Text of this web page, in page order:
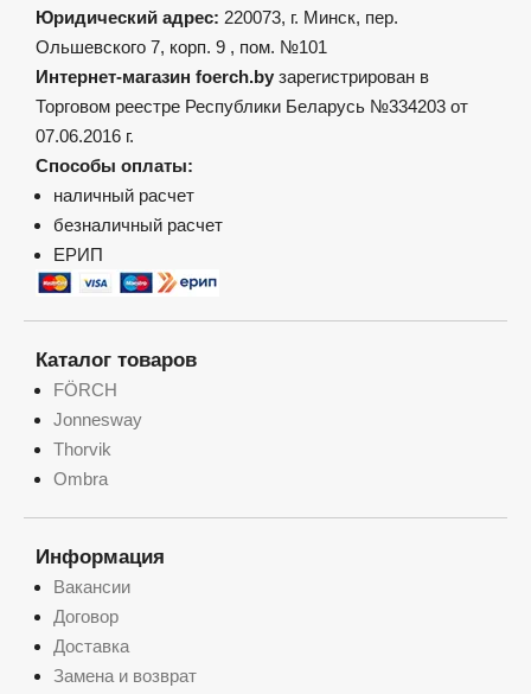
Юридический адрес: 220073, г. Минск, пер.
Ольшевского 7, корп. 9 , пом. №101
Интернет-магазин foerch.by зарегистрирован в
Торговом реестре Республики Беларусь №334203 от
07.06.2016 г.
Способы оплаты:
наличный расчет
безналичный расчет
ЕРИП
Каталог товаров
FÖRCH
Jonnesway
Thorvik
Ombra
Информация
Вакансии
Договор
Доставка
Замена и возврат